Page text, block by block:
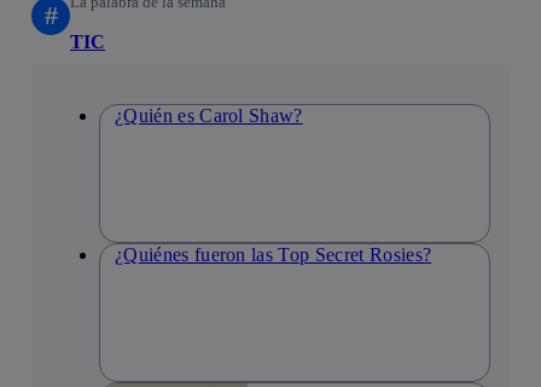
#
TIC
¿Quién es Carol Shaw?
¿Quiénes fueron las Top Secret Rosies?